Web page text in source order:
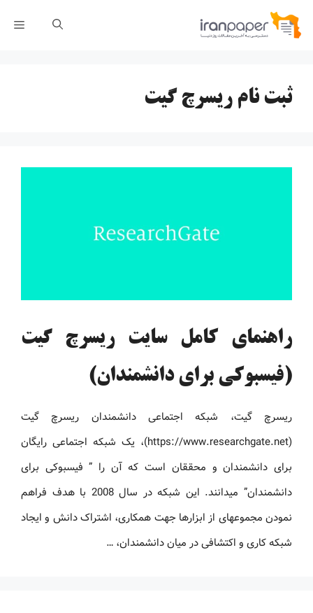
پرش
ثبت نام ریسرچ گیت
راهنمای کامل سایت ریسرچ گیت
(فیسبوکی برای دانشمندان)
ریسرچ ‏گیت، شبکه اجتماعی دانشمندان ریسرچ ‏گیت
(https://www.researchgate.net)، یک شبکه اجتماعی رایگان
برای دانشمندان و محققان است که آن را ” ‏فیسبوکی برای
دانشمندان” می‏دانند. این شبکه در سال 2008 با هدف فراهم
نمودن مجموعه‏ای از ابزارها جهت همکاری، اشتراک دانش و ایجاد
شبکه کاری و اکتشافی در میان دانشمندان، …